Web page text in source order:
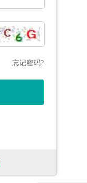
忘记密码?